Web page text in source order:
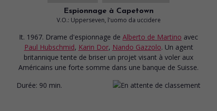
Espionnage à Capetown
V.O.: Upperseven, l'uomo da uccidere
It. 1967. Drame d'espionnage de Alberto de Martino avec
Paul Hubschmid, Karin Dor, Nando Gazzolo. Un agent
britannique tente de briser un projet visant à voler aux
Américains une forte somme dans une banque de Suisse.
Durée: 90 min.